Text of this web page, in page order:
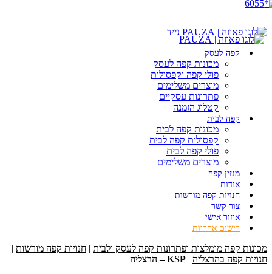
להצעה
אטרקטיבית
*6055
קפה לעסק
מכונות קפה לעסק
פולי קפה וקפסולות
מוצרים משלימים
פתרונות עסקיים
קטלוג הזמנה
קפה לבית
מכונות קפה לבית
קפסולות קפה לבית
פולי קפה לבית
מוצרים משלימים
מגזין קפה
אודות
חנויות קפה מורשות
צור קשר
איזור אישי
רישום אחריות
תפריט
מכונות קפה מומלצות ופתרונות קפה לעסק ולבית | חנויות קפה מורשות |
חנויות קפה בהרצליה | KSP – הרצליה